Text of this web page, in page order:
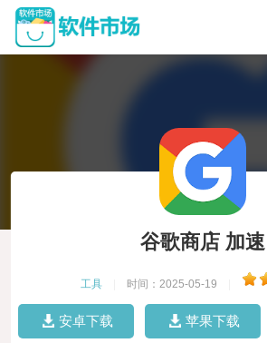
谷歌商店 加速
工具 时间：2025-05-19
安卓下载 苹果下载